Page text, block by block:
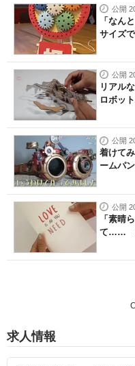
公開
「なん
サイズ
公開
リアル
ロボッ
公開
着けて
ームパ
公開
「素晴
て…… 飛
求人情報